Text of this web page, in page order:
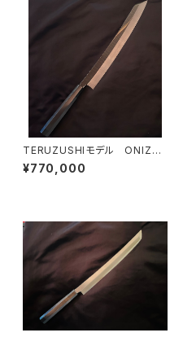
TERUZUSHIモデル ONIZO
RI 剣型 390
¥770,000